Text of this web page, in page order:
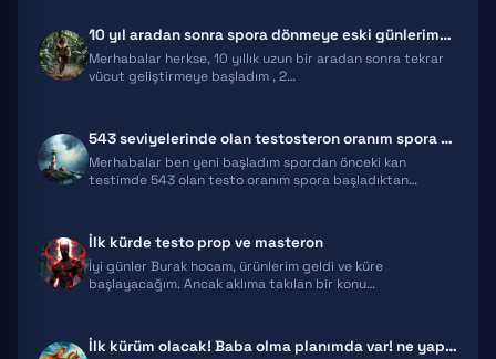
DIANABOL
10 yıl aradan sonra spora dönmeye eski günlerime kavuşmaya karar verdi…
Merhabalar herkse, 10 yıllık uzun bir aradan sonra tekrar
vücut geliştirmeye başladım , 2…
543 seviyelerinde olan testosteron oranım spora başladıktan sonra düş…
Merhabalar ben yeni başladım spordan önceki kan
testimde 543 olan testo oranım spora başladıktan…
İlk kürde testo prop ve masteron
İyi günler Burak hocam, ürünlerim geldi ve küre
başlayacağım. Ancak aklıma takılan bir konu…
İlk kürüm olacak! Baba olma planımda var! ne yapmalıyım?